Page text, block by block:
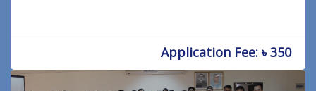
Application Fee: ৳ 350